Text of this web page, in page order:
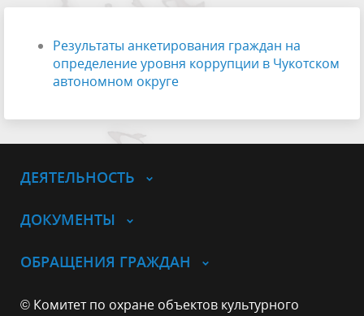
Результаты анкетирования граждан на
определение уровня коррупции в Чукотском
автономном округе
ДЕЯТЕЛЬНОСТЬ
ДОКУМЕНТЫ
ОБРАЩЕНИЯ ГРАЖДАН
© Комитет по охране объектов культурного